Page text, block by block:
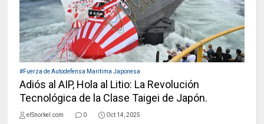
#Fuerza de Autodefensa Maritima Japonesa
Adiós al AIP, Hola al Litio: La Revolución
Tecnológica de la Clase Taigei de Japón.
elSnorkel.com 0 Oct 14, 2025